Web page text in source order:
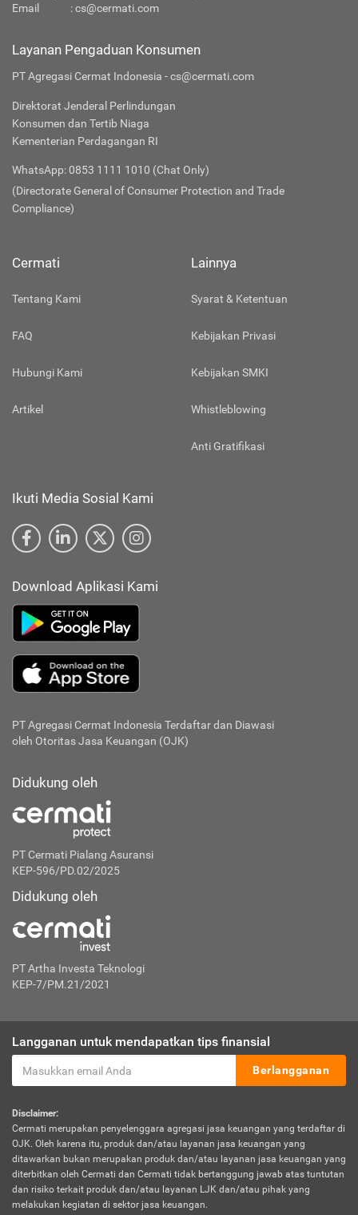
Email
:cs@cermati.com
Layanan Pengaduan Konsumen
PT Agregasi Cermat Indonesia - cs@cermati.com
Direktorat Jenderal Perlindungan
Konsumen dan Tertib Niaga
Kementerian Perdagangan RI
WhatsApp: 0853 1111 1010 (Chat Only)
(Directorate General of Consumer Protection and Trade
Compliance)
Cermati
Tentang Kami
FAQ
Hubungi Kami
Artikel
Lainnya
Syarat & Ketentuan
Kebijakan Privasi
Kebijakan SMKI
Whistleblowing
Anti Gratifikasi
Ikuti Media Sosial Kami
Download Aplikasi Kami
PT Agregasi Cermat Indonesia Terdaftar dan Diawasi
oleh Otoritas Jasa Keuangan (OJK)
Didukung oleh
PT Cermati Pialang Asuransi
KEP-596/PD.02/2025
Didukung oleh
PT Artha Investa Teknologi
KEP-7/PM.21/2021
Langganan untuk mendapatkan tips finansial
Berlangganan
Disclaimer:
Cermati merupakan penyelenggara agregasi jasa keuangan yang terdaftar di
OJK. Oleh karena itu, produk dan/atau layanan jasa keuangan yang
ditawarkan bukan merupakan produk dan/atau layanan jasa keuangan yang
diterbitkan oleh Cermati dan Cermati tidak bertanggung jawab atas tuntutan
dan risiko terkait produk dan/atau layanan LJK dan/atau pihak yang
melakukan kegiatan di sektor jasa keuangan.